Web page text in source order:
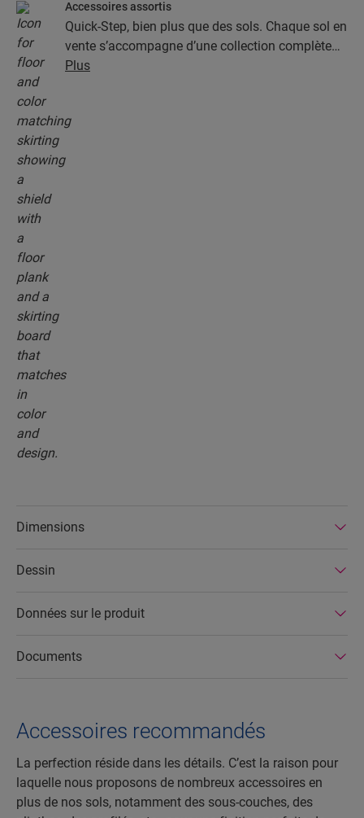
Accessoires assortis
Quick-Step, bien plus que des sols. Chaque sol en
vente s’accompagne d’une collection complète
d’accessoires, parmi lesquels des sous-couches,
Plus
Dimensions
Dessin
Données sur le produit
Documents
Accessoires recommandés
La perfection réside dans les détails. C’est la raison pour
laquelle nous proposons de nombreux accessoires en
plus de nos sols, notamment des sous-couches, des